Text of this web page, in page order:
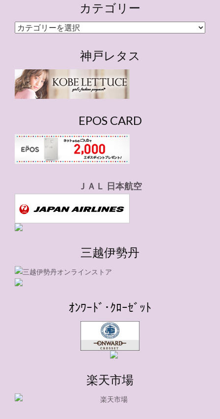
カテゴリー
カ
ー
神戸レタス
EPOS CARD
ＪＡＬ 日本航空
三越伊勢丹
ｵﾝﾜｰﾄﾞ･ｸﾛｰｾﾞｯﾄ
楽天市場